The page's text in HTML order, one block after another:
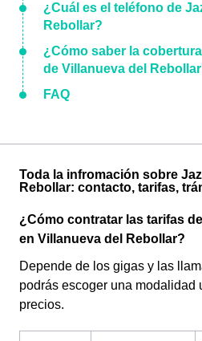
¿Cuál es el teléfono de
Rebollar?
¿Cómo saber la
de Villanueva del
FAQ
Toda la infromación sobre
Rebollar: contacto, tarifas,
¿Cómo contratar las tarifas
en Villanueva del Rebollar?
Depende de los gigas y las
podrás escoger una modalidad
precios.